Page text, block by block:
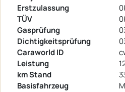
Erstzulassung
TÜV
Gasprüfung
Dichtigkeitsprüfung
Caraworld ID
Leistung
km Stand
Basisfahrzeug